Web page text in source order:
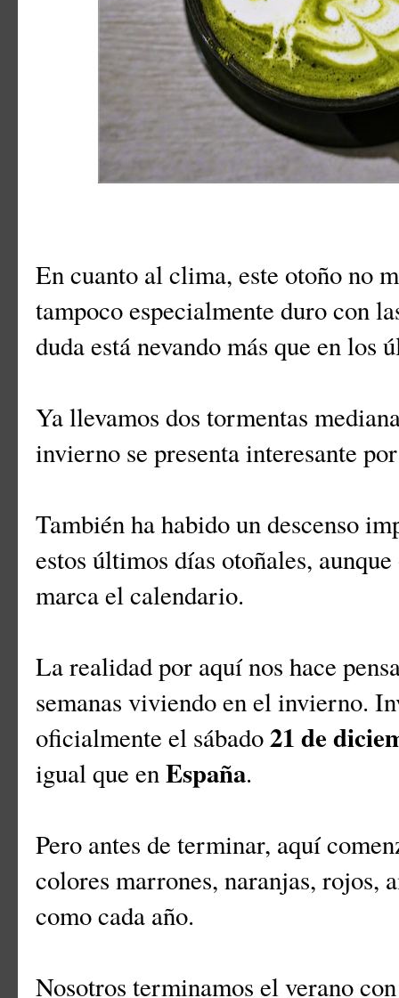
En cuanto al clima, este otoño no
tampoco especialmente duro con
duda está nevando más que en los
Ya llevamos dos tormentas
invierno se presenta interesante
También ha habido un descenso
estos últimos días otoñales,
marca el calendario.
La realidad por aquí nos hace
semanas viviendo en el invierno.
oficialmente el sábado21 de
igual que enEspaña.
Pero antes de terminar, aquí
colores marrones, naranjas, rojos,
como cada año.
Nosotros terminamos el verano